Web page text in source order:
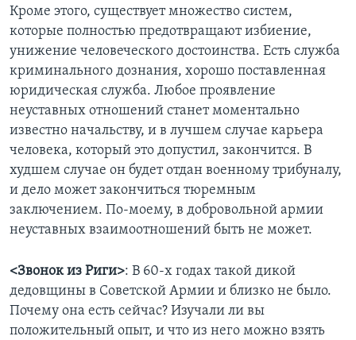
Кроме этого, существует множество систем,
которые полностью предотвращают избиение,
унижение человеческого достоинства. Есть служба
криминального дознания, хорошо поставленная
юридическая служба. Любое проявление
неуставных отношений станет моментально
известно начальству, и в лучшем случае карьера
человека, который это допустил, закончится. В
худшем случае он будет отдан военному трибуналу,
и дело может закончиться тюремным
заключением. По-моему, в добровольной армии
неуставных взаимоотношений быть не может.
<Звонок из Риги>: В 60-х годах такой дикой
дедовщины в Советской Армии и близко не было.
Почему она есть сейчас? Изучали ли вы
положительный опыт, и что из него можно взять